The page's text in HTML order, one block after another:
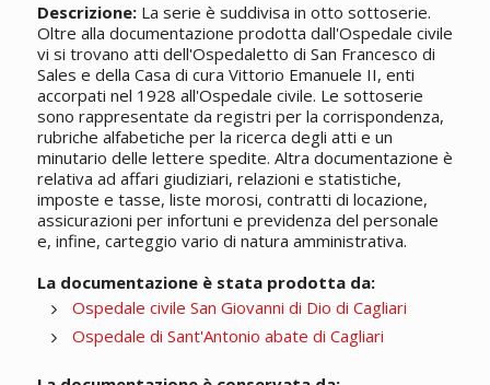
Descrizione:La serie è suddivisa in otto sottoserie.
Oltre alla documentazione prodotta dall'Ospedale civile
vi si trovano atti dell'Ospedaletto di San Francesco di
Sales e della Casa di cura Vittorio Emanuele II, enti
accorpati nel 1928 all'Ospedale civile. Le sottoserie
sono rappresentate da registri per la corrispondenza,
rubriche alfabetiche per la ricerca degli atti e un
minutario delle lettere spedite. Altra documentazione è
relativa ad affari giudiziari, relazioni e statistiche,
imposte e tasse, liste morosi, contratti di locazione,
assicurazioni per infortuni e previdenza del personale
e, infine, carteggio vario di natura amministrativa.
La documentazione è stata prodotta da:
Ospedale civile San Giovanni di Dio di Cagliari
Ospedale di Sant'Antonio abate di Cagliari